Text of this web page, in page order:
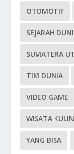
OTOMOTIF
SEJARAH
SUMATERA
TIM DUNIA
VIDEO GAME
WISATA
YANG BISA